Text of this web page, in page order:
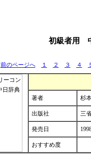
初級者用
前のページへ １ ２ ３ ４
著者 杉
出版社 三
発売日
おすすめ度